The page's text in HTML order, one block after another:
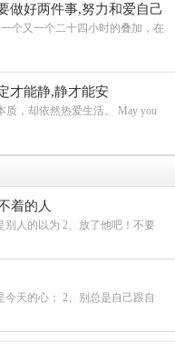
做好两件事,努力和爱自己
个又一个二十四小时的叠加，在
才能静,静才能安
质，却依然热爱生活。 May you
着的人
人的以为 2、放了他吧！不要
天的心； 2、别总是自己跟自